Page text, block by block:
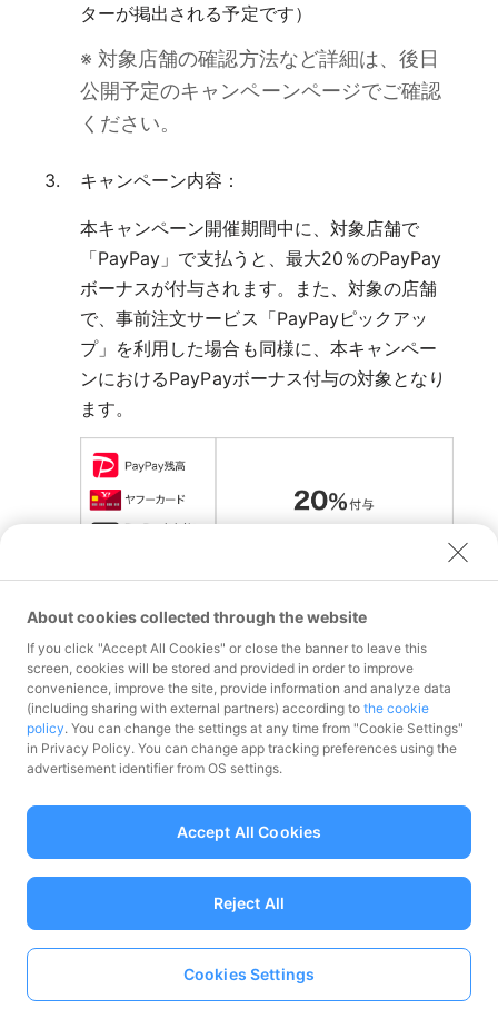
ターが掲出される予定です）
※ 対象店舗の確認方法など詳細は、後日
公開予定のキャンペーンページでご確認
ください。
キャンペーン内容：
本キャンペーン開催期間中に、対象店舗で
「PayPay」で支払うと、最大20％のPayPay
ボーナスが付与されます。また、対象の店舗
で、事前注文サービス「PayPayピックアッ
プ」を利用した場合も同様に、本キャンペー
ンにおけるPayPayボーナス付与の対象となり
ます。
※ 「ヤフーカード」は「Yahoo! JAPANカ
ード」の愛称です。
でのみお支払いが可能です。「Yahoo!
JAPANカード」を含め、クレジットカー
括のみ）」では利用できません。
About cookies collected through the website
If you click "Accept All Cookies" or close the banner to leave this
screen, cookies will be stored and provided in order to improve
convenience, improve the site, provide information and analyze data
(including sharing with external partners) according to the cookie
policy. You can change the settings at any time from "Cookie Settings"
in Privacy Policy. You can change app tracking preferences using the
advertisement identifier from OS settings.
Cookies Settings
Reject All
Accept All Cookies